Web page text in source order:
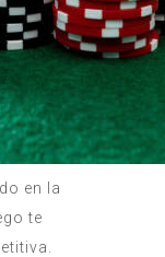
en la
te